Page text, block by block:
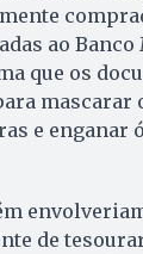
ao Banco
que os
mascarar
e enganar
de